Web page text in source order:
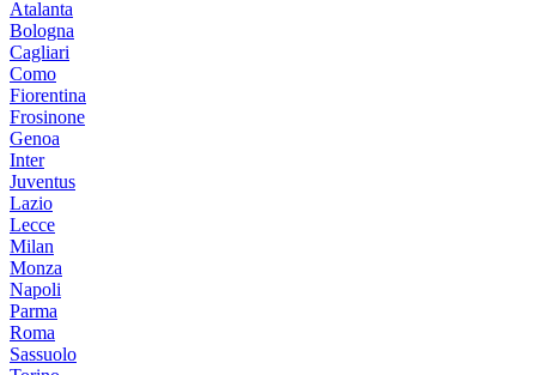
Atalanta
Bologna
Cagliari
Como
Fiorentina
Frosinone
Genoa
Inter
Juventus
Lazio
Lecce
Milan
Monza
Napoli
Parma
Roma
Sassuolo